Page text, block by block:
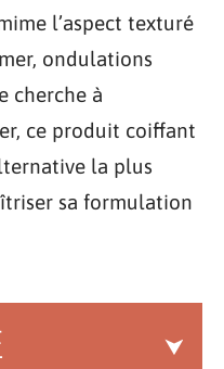
l’aspect texturé
ondulations
cherche à
ce produit coiffant
la plus
sa formulation